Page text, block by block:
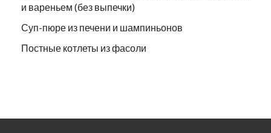
и вареньем (без выпечки)
Суп-пюре из печени и шампиньонов
Постные котлеты из фасоли